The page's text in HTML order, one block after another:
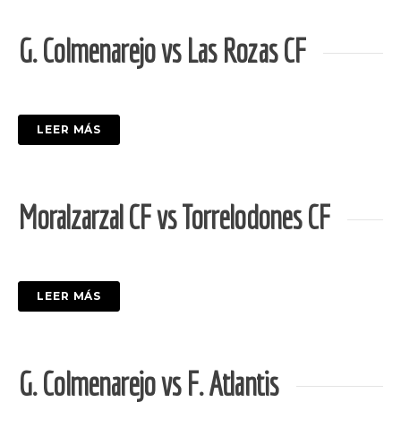
G. Colmenarejo vs Las Rozas CF
LEER MÁS
Moralzarzal CF vs Torrelodones CF
LEER MÁS
G. Colmenarejo vs F. Atlantis